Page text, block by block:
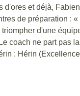
d'ores et déjà, Fabien
de préparation : «
d'une
coach ne part pas
: Hérin